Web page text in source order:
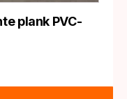
plank PVC-